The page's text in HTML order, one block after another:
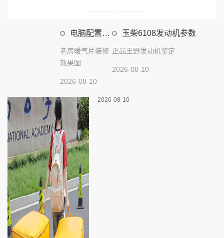
电脑配置怎
老房暖气片装修
效果图
2026-08-10
玉柴6108发动机参数
正品王野发动机鉴定
2026-08-10
2026-08-10